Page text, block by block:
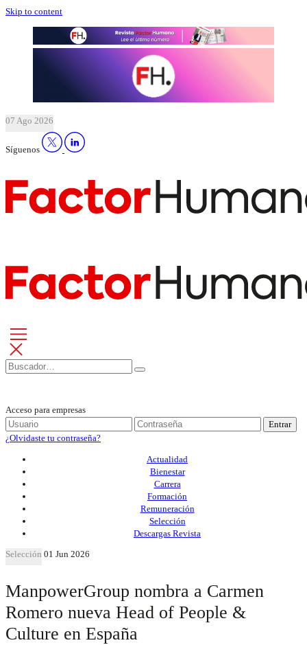
Skip to content
07 Ago 2026
Síguenos
Acceso para empresas
Entrar
¿Olvidaste tu contraseña?
Actualidad
Bienestar
Carrera
Formación
Remuneración
Selección
Descargas Revista
Selección 01 Jun 2026
ManpowerGroup nombra a Carmen
Romero nueva Head of People &
Culture en España